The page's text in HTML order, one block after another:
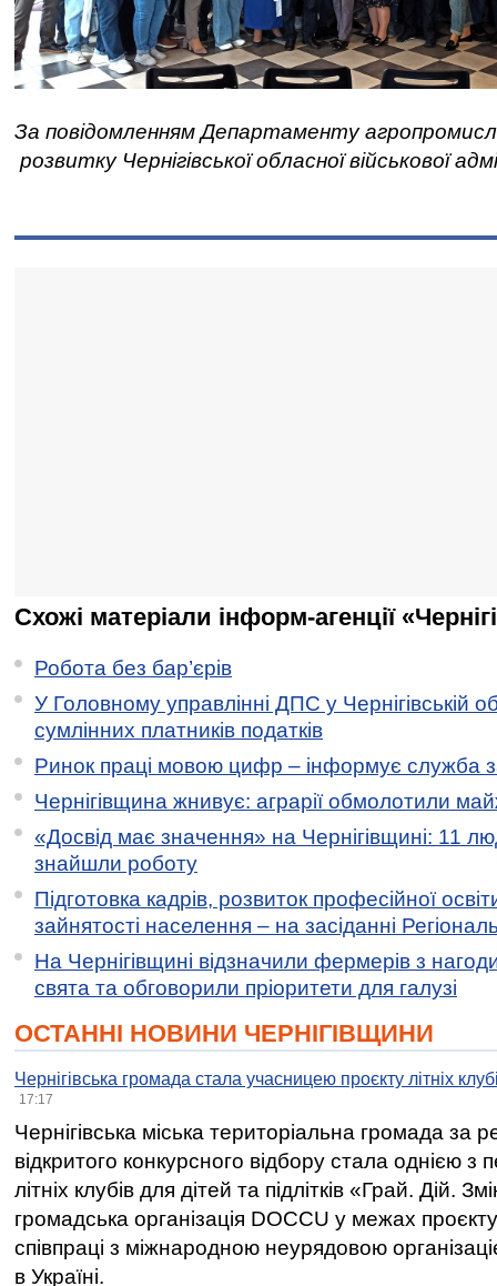
За повідомленням Департаменту
розвитку Чернігівської обласної військової
Схожі матеріали інформ-агенції
Робота без бар’єрів
У Головному управлінні ДПС у Чернігівській
сумлінних платників податків
Ринок праці мовою цифр – інформує служба
Чернігівщина жнивує: аграрії обмолотили
«Досвід має значення» на Чернігівщині: 11
знайшли роботу
Підготовка кадрів, розвиток професійної
зайнятості населення – на засіданні
На Чернігівщині відзначили фермерів з
свята та обговорили пріоритети для галузі
ОСТАННІ НОВИНИ ЧЕРНІГІВЩИНИ
Чернігівська громада стала учасницею проєкту літніх
17:17
Чернігівська міська територіальна громада за
відкритого конкурсного відбору стала однією
літніх клубів для дітей та підлітків «Грай. Дій.
громадська організація DOCCU у межах
співпраці з міжнародною неурядовою
в Україні.